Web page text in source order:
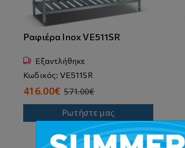
Ραφιέρα Inox VE511SR
Εξαντλήθηκε
Κωδικός: VE511SR
416.00€ 571.00€
Ρωτήστε μας